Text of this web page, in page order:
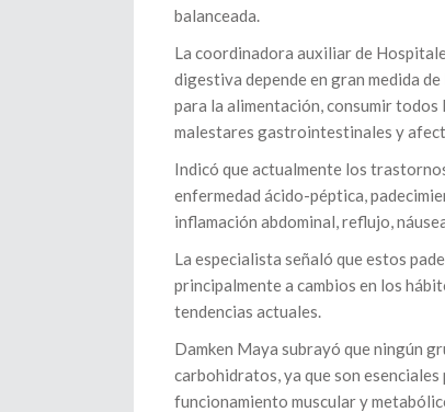
balanceada.
La coordinadora auxiliar de
digestiva depende en gran medida
para la alimentación, consumir
malestares gastrointestinales y
Indicó que actualmente los
enfermedad ácido-péptica,
inflamación abdominal, reflujo,
La especialista señaló que estos
principalmente a cambios en los
tendencias actuales.
Damken Maya subrayó que ningún
carbohidratos, ya que son
funcionamiento muscular y